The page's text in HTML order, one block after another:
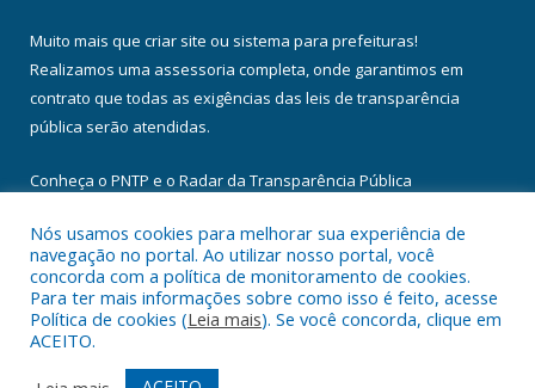
Muito mais que criar site ou sistema para prefeituras!
Realizamos uma assessoria completa, onde garantimos em
contrato que todas as exigências das leis de transparência
pública serão atendidas.
Conheça o PNTP e o Radar da Transparência Pública
Todos os direitos reservados a Câmara Municipal de Floresta do
Araguaia.
Nós usamos cookies para melhorar sua experiência de
navegação no portal. Ao utilizar nosso portal, você
concorda com a política de monitoramento de cookies.
Para ter mais informações sobre como isso é feito, acesse
Política de cookies (Leia mais). Se você concorda, clique em
ACEITO.